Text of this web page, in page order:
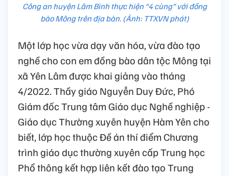
Công an huyện Lâm Bình thực hiện “4 cùng” với đồng
bào Mông trên địa bàn. (Ảnh: TTXVN phát)
Một lớp học vừa dạy văn hóa, vừa đào tạo
nghề cho con em đồng bào dân tộc Mông tại
xã Yên Lâm được khai giảng vào tháng
4/2022. Thầy giáo Nguyễn Duy Đức, Phó
Giám đốc Trung tâm Giáo dục Nghề nghiệp -
Giáo dục Thường xuyên huyện Hàm Yên cho
biết, lớp học thuộc Đề án thí điểm Chương
trình giáo dục thường xuyên cấp Trung học
Phổ thông kết hợp liên kết đào tạo Trung